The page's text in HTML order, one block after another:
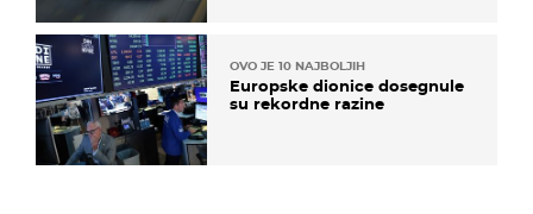
OVO JE 10 NAJBOLJIH
Europske dionice dosegnule
su rekordne razine